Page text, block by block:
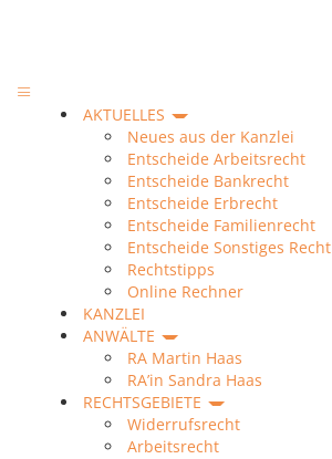
AKTUELLES
Neues aus der Kanzlei
Entscheide Arbeitsrecht
Entscheide Bankrecht
Entscheide Erbrecht
Entscheide Familienrecht
Entscheide Sonstiges Recht
Rechtstipps
Online Rechner
KANZLEI
ANWÄLTE
RA Martin Haas
RA’in Sandra Haas
RECHTSGEBIETE
Widerrufsrecht
Arbeitsrecht